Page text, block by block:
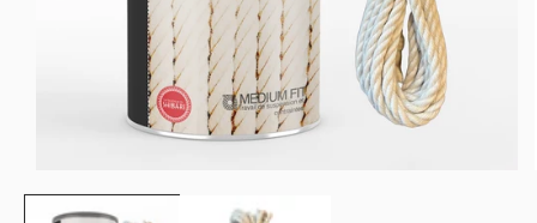
le
média